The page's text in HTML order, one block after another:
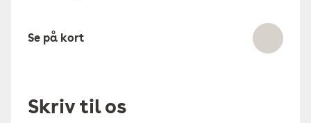
Se på kort
Skriv til os